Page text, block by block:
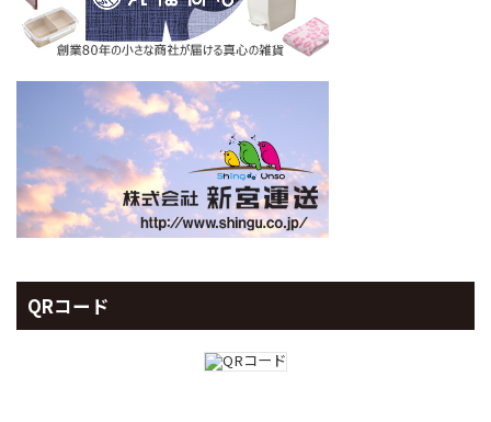
QRコード